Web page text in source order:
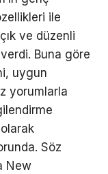
ile
ve düzenli
Buna göre
uygun
yorumlarla
Söz
New